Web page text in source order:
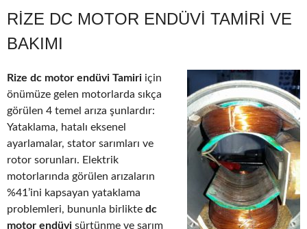
RIZE DC MOTOR ENDÜVI TAMIRI VE
BAKIMI
Rize dc motor endüvi Tamiri için
önümüze gelen motorlarda sıkça
görülen 4 temel arıza şunlardır:
Yataklama, hatalı eksenel
ayarlamalar, stator sarımları ve
rotor sorunları. Elektrik
motorlarında görülen arızaların
%41’ini kapsayan yataklama
problemleri, bununla birlikte dc
motor endüvi sürtünme ve sarım